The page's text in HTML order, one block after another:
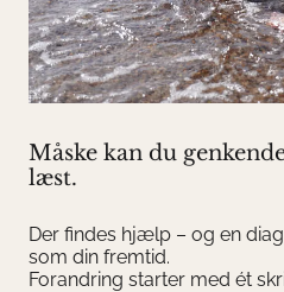
Måske kan du
læst.
Der findes hjælp – og en
som din fremtid.
Forandring starter med ét